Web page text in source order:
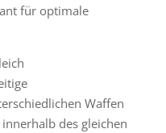
für optimale
Waffen
des gleichen